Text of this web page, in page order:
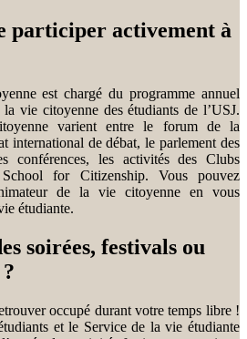
participer activement à
est chargé du programme annuel
vie citoyenne des étudiants de l’USJ.
varient entre le forum de la
international de débat, le parlement des
conférences, les activités des Clubs
for Citizenship. Vous pouvez
de la vie citoyenne en vous
étudiante.
soirées, festivals ou
occupé durant votre temps libre !
et le Service de la vie étudiante